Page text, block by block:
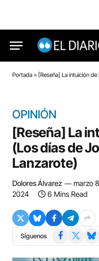
Portada » [Reseña] La intuición de
OPINIÓN
[Reseña] La
(Los días de
Lanzarote)
Dolores Álvarez marzo
2024
6 Mins Read
Síguenos Facebook